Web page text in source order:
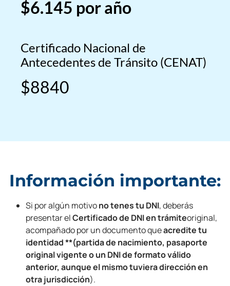
$6.145 por año
Certificado Nacional de
Antecedentes de Tránsito (CENAT)
$8840
Información importante:
Si por algún motivono tenes tu DNI, deberás
presentar elCertificado de DNI en trámiteoriginal,
acompañado por un documento queacredite tu
identidad **(partida de nacimiento, pasaporte
original vigente o un DNI de formato válido
anterior, aunque el mismo tuviera dirección en
otra jurisdicción).